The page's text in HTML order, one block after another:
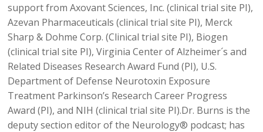
support from Axovant Sciences, Inc. (clinical trial site PI),
Azevan Pharmaceuticals (clinical trial site PI), Merck
Sharp & Dohme Corp. (Clinical trial site PI), Biogen
(clinical trial site PI), Virginia Center of Alzheimer´s and
Related Diseases Research Award Fund (PI), U.S.
Department of Defense Neurotoxin Exposure
Treatment Parkinson’s Research Career Progress
Award (PI), and NIH (clinical trial site PI).Dr. Burns is the
deputy section editor of the Neurology® podcast; has